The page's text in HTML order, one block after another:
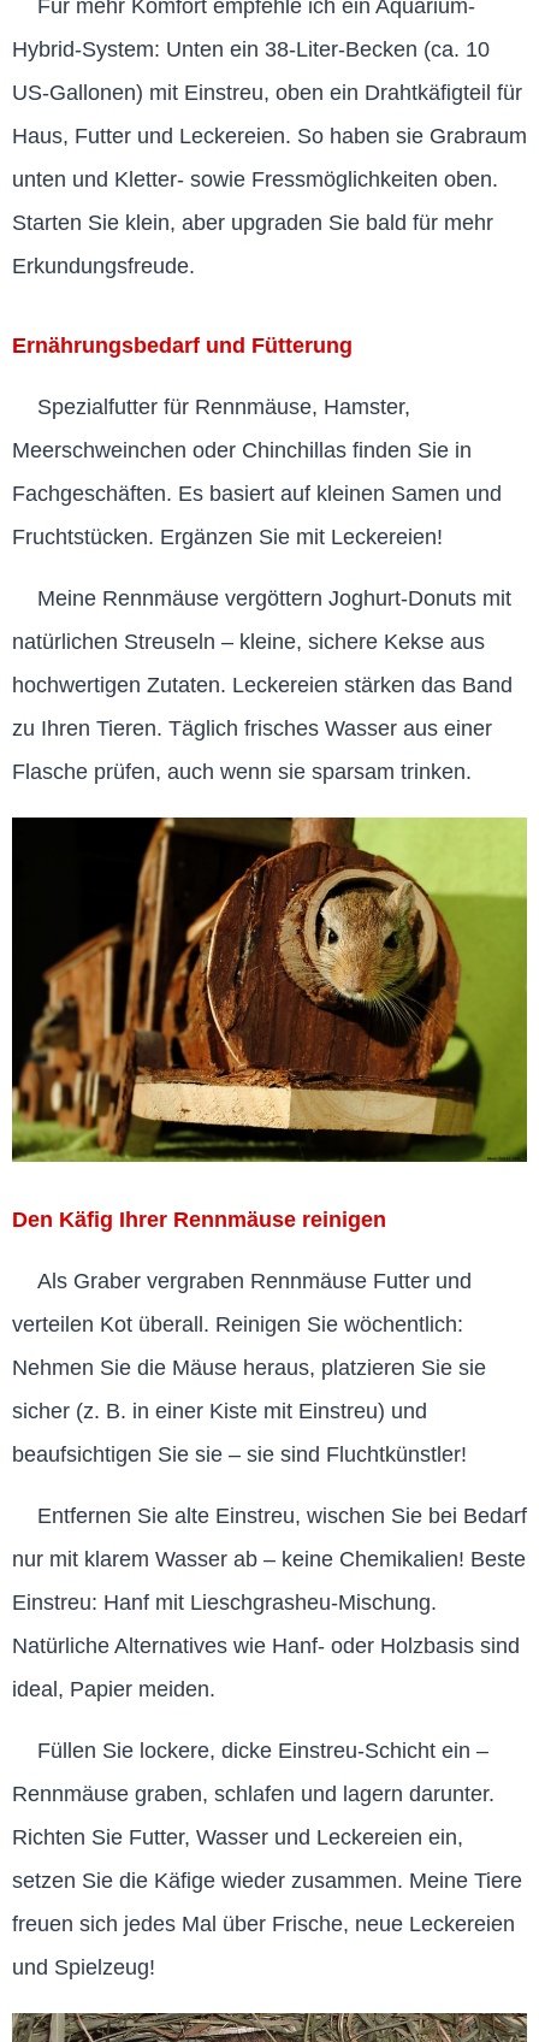
Für mehr Komfort empfehle ich ein Aquarium-
Hybrid-System: Unten ein 38-Liter-Becken (ca. 10
US-Gallonen) mit Einstreu, oben ein Drahtkäfigteil für
Haus, Futter und Leckereien. So haben sie Grabraum
unten und Kletter- sowie Fressmöglichkeiten oben.
Starten Sie klein, aber upgraden Sie bald für mehr
Erkundungsfreude.
Ernährungsbedarf und Fütterung
Spezialfutter für Rennmäuse, Hamster,
Meerschweinchen oder Chinchillas finden Sie in
Fachgeschäften. Es basiert auf kleinen Samen und
Fruchtstücken. Ergänzen Sie mit Leckereien!
Meine Rennmäuse vergöttern Joghurt-Donuts mit
natürlichen Streuseln – kleine, sichere Kekse aus
hochwertigen Zutaten. Leckereien stärken das Band
zu Ihren Tieren. Täglich frisches Wasser aus einer
Flasche prüfen, auch wenn sie sparsam trinken.
Den Käfig Ihrer Rennmäuse reinigen
Als Graber vergraben Rennmäuse Futter und
verteilen Kot überall. Reinigen Sie wöchentlich:
Nehmen Sie die Mäuse heraus, platzieren Sie sie
sicher (z. B. in einer Kiste mit Einstreu) und
beaufsichtigen Sie sie – sie sind Fluchtkünstler!
Entfernen Sie alte Einstreu, wischen Sie bei Bedarf
nur mit klarem Wasser ab – keine Chemikalien! Beste
Einstreu: Hanf mit Lieschgrasheu-Mischung.
Natürliche Alternatives wie Hanf- oder Holzbasis sind
ideal, Papier meiden.
Füllen Sie lockere, dicke Einstreu-Schicht ein –
Rennmäuse graben, schlafen und lagern darunter.
Richten Sie Futter, Wasser und Leckereien ein,
setzen Sie die Käfige wieder zusammen. Meine Tiere
freuen sich jedes Mal über Frische, neue Leckereien
und Spielzeug!